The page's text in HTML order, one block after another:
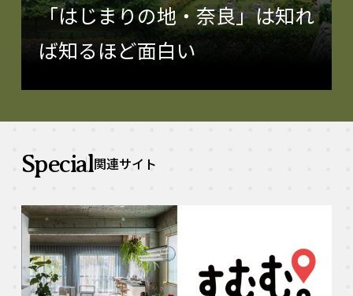
「はじまりの地・奈良」は知れ
ば知るほど面白い
Special関連サイト